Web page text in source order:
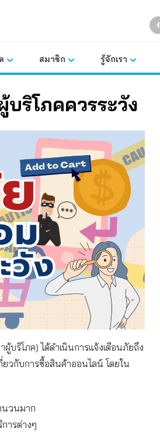
สมาชิก รู้จักเรา
ริโภคควรระวัง
บริโภค) ได้ดำเนินการแจ้งเตือนภัยถึง
วกับการซื้อสินค้าออนไลน์ โดยใน
นวนมาก
ารต่างๆ